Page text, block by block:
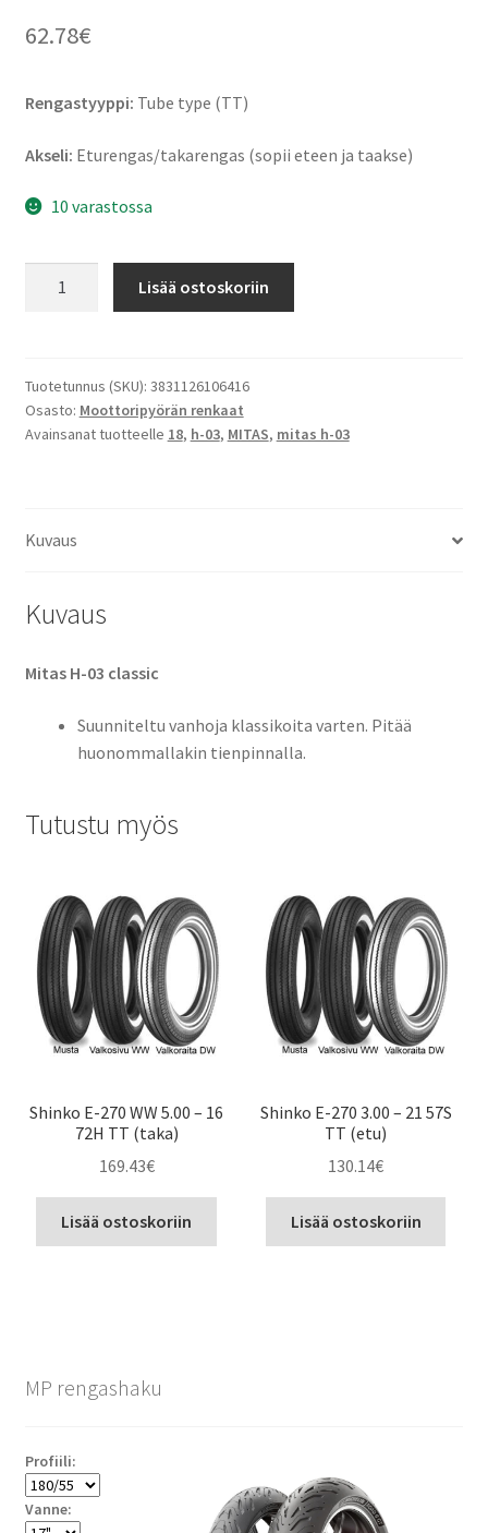
62.78€
Rengastyyppi: Tube type (TT)
Akseli: Eturengas/takarengas (sopii eteen ja taakse)
10 varastossa
-
18
59P
Lisää ostoskoriin
Tuotetunnus (SKU): 3831126106416
Osasto: Moottoripyörän renkaat
Avainsanat tuotteelle 18, h-03, MITAS, mitas h-03
Kuvaus
Kuvaus
Mitas H-03 classic
Suunniteltu vanhoja klassikoita varten. Pitää
huonommallakin tienpinnalla.
Tutustu myös
Shinko E-270 WW 5.00 – 16
72H TT (taka)
169.43€
Lisää ostoskoriin
Shinko E-270 3.00 – 21 57S
TT (etu)
130.14€
Lisää ostoskoriin
MP rengashaku
Profiili:
Vanne: